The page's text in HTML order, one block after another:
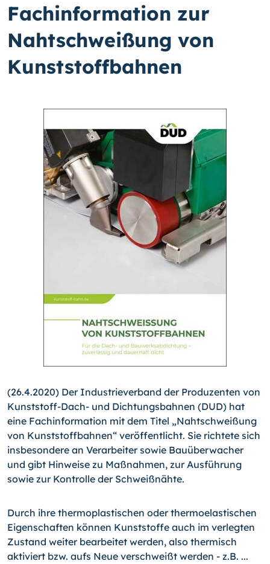
Fachinformation zur
Nahtschweißung von
Kunststoffbahnen
(26.4.2020) Der Industrieverband der Produzenten von
Kunst­stoff-Dach- und Dichtungsbahnen (DUD) hat
eine Fachinformation mit dem Titel „Nahtschweißung
von Kunststoffbahnen“ veröffentlicht. Sie richtete sich
insbesondere an Verarbeiter sowie Bauüberwacher
und gibt Hinweise zu Maßnahmen, zur Ausführung
sowie zur Kontrolle der Schweißnähte.
Durch ihre thermoplastischen oder thermoelastischen
Eigenschaften können Kunststoffe auch im verlegten
Zustand weiter bearbeitet werden, also thermisch
aktiviert bzw. aufs Neue verschweißt werden - z.B. ...